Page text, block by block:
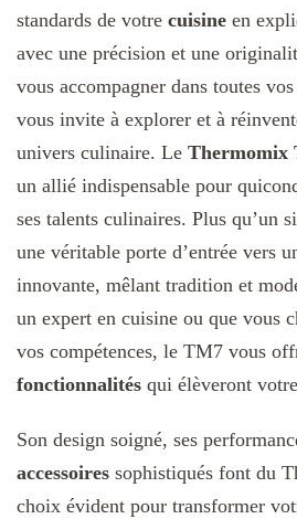
standards de votre cuisine en
avec une précision et une
vous accompagner dans toutes
vous invite à explorer et à
univers culinaire. Le Thermomix
un allié indispensable pour
ses talents culinaires. Plus qu’un
une véritable porte d’entrée vers
innovante, mêlant tradition et
un expert en cuisine ou que vous
vos compétences, le TM7 vous
fonctionnalités qui élèveront votre
Son design soigné, ses
accessoires sophistiqués font du
choix évident pour transformer